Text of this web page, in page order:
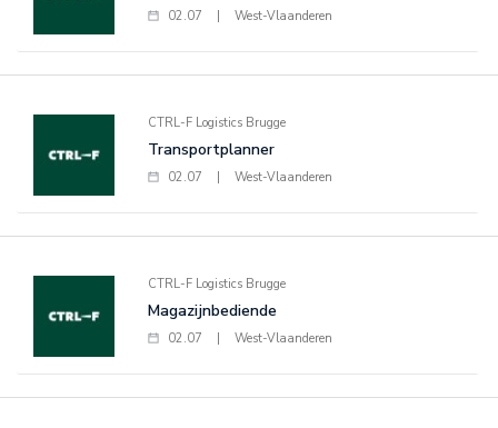
02.07 | West-Vlaanderen
CTRL-F Logistics Brugge
Transportplanner
02.07 West-Vlaanderen
CTRL-F Logistics Brugge
Magazijnbediende
02.07 West-Vlaanderen